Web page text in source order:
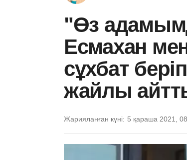
"Өз
Есмахан
сұхбат
жайлы
Жарияланған күні: 5 қараша 2021,